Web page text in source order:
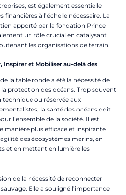
est également essentielle
à l’échelle nécessaire. La
apporté par la fondation Prince
un rôle crucial en catalysant
les organisations de terrain.
Inspirer et Mobiliser au-delà des
la table ronde a été la nécessité de
protection des océans. Trop souvent
ou réservée aux
la santé des océans doit
l’ensemble de la société. Il est
manière plus efficace et inspirante
des écosystèmes marins, en
et en mettant en lumière les
de la nécessité de reconnecter
Elle a souligné l’importance